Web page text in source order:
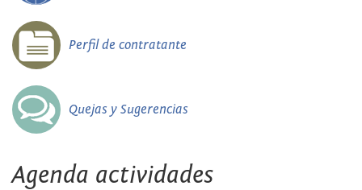
Perfil de contratante
Quejas y Sugerencias
Agenda actividades